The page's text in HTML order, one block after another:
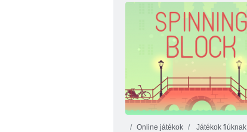
Star Loadout Crawl
Online játékok Játékok fiúknak